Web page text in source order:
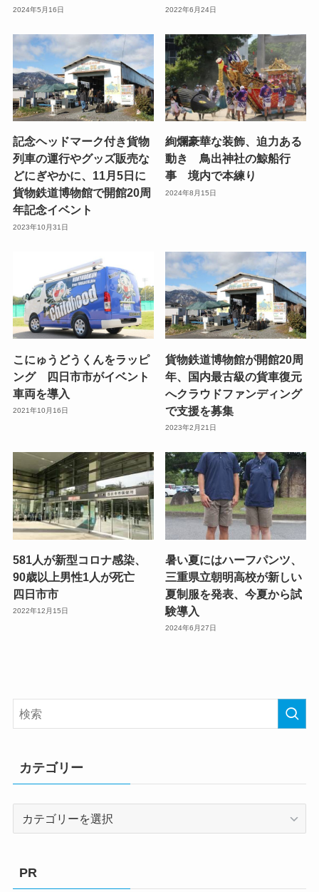
2024年5月16日 2022年6月24日
記念ヘッドマーク付き貨物
列車の運行やグッズ販売な
どにぎやかに、11月5日に
貨物鉄道博物館で開館20周
年記念イベント
2023年10月31日
絢爛豪華な装飾、迫力ある
動き 鳥出神社の鯨船行
事 境内で本練り
2024年8月15日
こにゅうどうくんをラッピ
ング 四日市市がイベント
車両を導入
2021年10月16日
貨物鉄道博物館が開館20周
年、国内最古級の貨車復元
へクラウドファンディング
で支援を募集
2023年2月21日
581人が新型コロナ感染、
90歳以上男性1人が死亡
四日市市
2022年12月15日
暑い夏にはハーフパンツ、
三重県立朝明高校が新しい
夏制服を発表、今夏から試
験導入
2024年6月27日
カテゴリー
PR